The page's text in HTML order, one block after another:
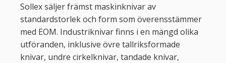
Sollex säljer främst maskinknivar av
standardstorlek och form som överensstämmer
med EOM. Industriknivar finns i en mängd olika
utföranden, inklusive övre tallriksformade
knivar, undre cirkelknivar, tandade knivar,